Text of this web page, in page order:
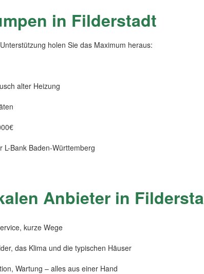
in Filderstadt
holen Sie das Maximum heraus:
alter Heizung
Bank Baden-Württemberg
Anbieter in
kurze Wege
das Klima und die typischen Häuser
Wartung – alles aus einer Hand